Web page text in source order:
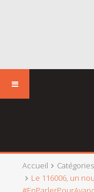
Accueil
Le 116006, un